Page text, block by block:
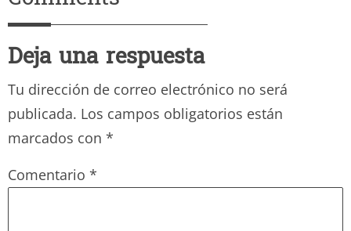
Deja una respuesta
Tu dirección de correo electrónico no será
publicada. Los campos obligatorios están
marcados con *
Comentario *